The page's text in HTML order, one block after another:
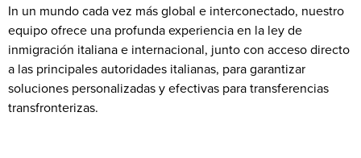
In un mundo cada vez más global e interconectado, nuestro
equipo ofrece una profunda experiencia en la ley de
inmigración italiana e internacional, junto con acceso directo
a las principales autoridades italianas, para garantizar
soluciones personalizadas y efectivas para transferencias
transfronterizas.